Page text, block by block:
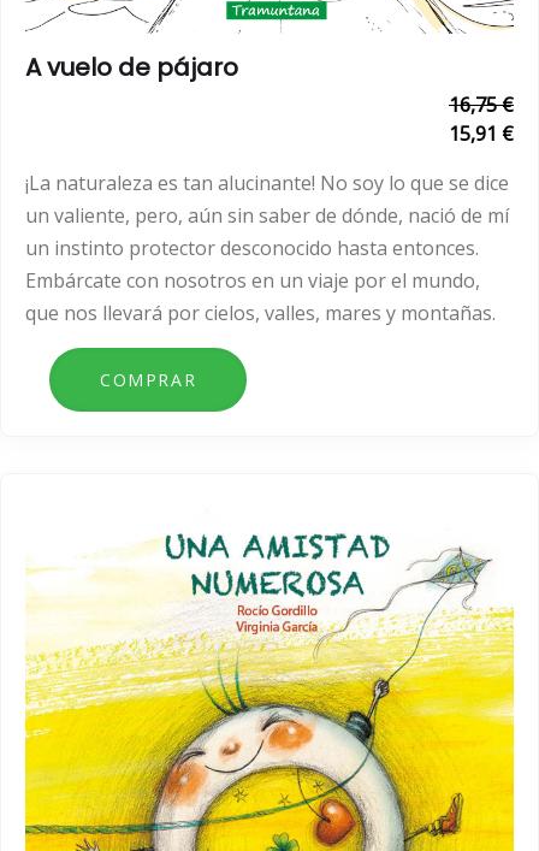
A vuelo de pájaro
16,75 €
15,91 €
¡La naturaleza es tan alucinante! No soy lo que se dice
un valiente, pero, aún sin saber de dónde, nació de mí
un instinto protector desconocido hasta entonces.
Embárcate con nosotros en un viaje por el mundo,
que nos llevará por cielos, valles, mares y montañas.